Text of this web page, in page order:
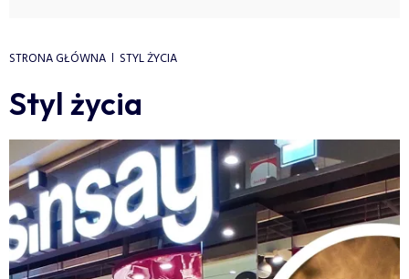
STRONA GŁÓWNA STYL ŻYCIA
Styl życia